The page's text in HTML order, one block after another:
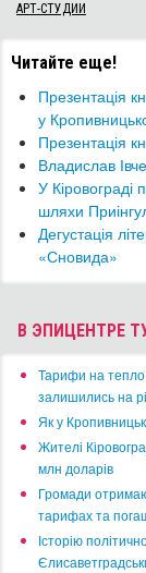
АРТ-СТУДИИ
Читайте еще!
​Презентація
у
Презентація
Владислав
У Кіровограді
шляхи
Дегустація
«Сновида»
В ЭПИЦЕНТРЕ
​Тарифи на
залишились на
​Як у
​Жителі
млн доларів
​Громади
тарифах та
Історію